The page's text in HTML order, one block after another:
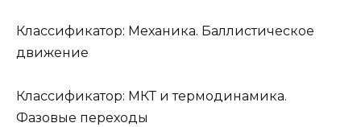
Классификатор: Механика. Баллистическое
движение
Классификатор: МКТ и термодинамика.
Фазовые переходы